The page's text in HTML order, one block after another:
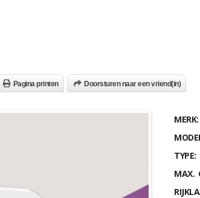
Pagina printen Doorsturen naar een vriend(in)
MERK:
TYPE:
MAX.